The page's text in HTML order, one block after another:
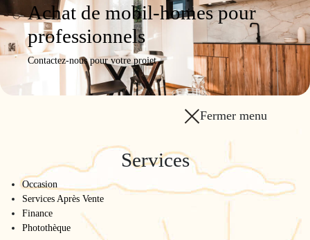
Achat de mobil-homes pour
professionnels
Contactez-nous pour votre projet
Fermer menu
Services
Occasion
Services Après Vente
Finance
Photothèque